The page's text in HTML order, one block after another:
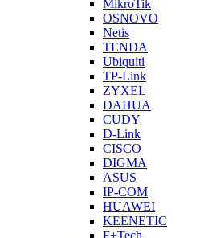
MikroTik
OSNOVO
Netis
TENDA
Ubiquiti
TP-Link
ZYXEL
DAHUA
CUDY
D-Link
CISCO
DIGMA
ASUS
IP-COM
HUAWEI
KEENETIC